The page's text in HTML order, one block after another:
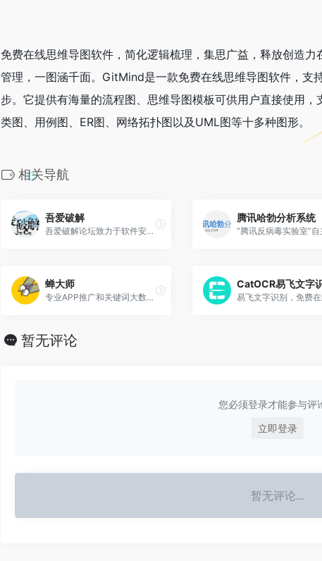
免费在线思维导图软件，简化逻辑梳理，集思广益，释放创造
管理，一图涵千面。GitMind是一款免费在线思维导图软件，
步。它提供有海量的流程图、思维导图模板可供用户直接使用，
类图、用例图、ER图、网络拓扑图以及UML图等十多种图形。
相关导航
吾爱破解
吾爱破解论坛致力于软件安全与病毒分析的前沿，丰富的技术版块交相辉映，由无数热衷于软件加密解密及反病毒爱好者共同维护
腾讯哈勃分析系统
蝉大师
专业APP推广和关键词大数据分析平台
CatOCR易飞文字
暂无评论
您必须登录才能参与评
立即登录
暂无评论...